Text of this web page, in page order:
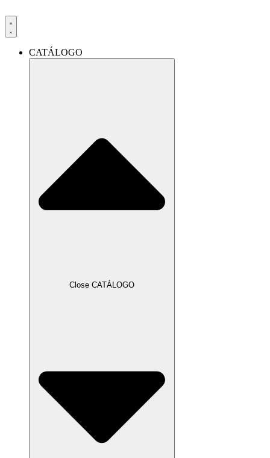
al
contenido
CATÁLOGO
Close CATÁLOGO